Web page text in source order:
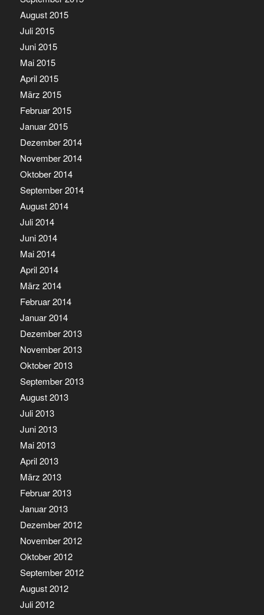
August 2015
Juli 2015
Juni 2015
Mai 2015
April 2015
März 2015
Februar 2015
Januar 2015
Dezember 2014
November 2014
Oktober 2014
September 2014
August 2014
Juli 2014
Juni 2014
Mai 2014
April 2014
März 2014
Februar 2014
Januar 2014
Dezember 2013
November 2013
Oktober 2013
September 2013
August 2013
Juli 2013
Juni 2013
Mai 2013
April 2013
März 2013
Februar 2013
Januar 2013
Dezember 2012
November 2012
Oktober 2012
September 2012
August 2012
Juli 2012